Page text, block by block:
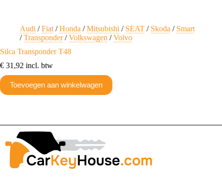
Audi /Fiat/Honda /Mitsubishi /SEAT/Skoda /Smart
/Transponder/Volkswagen /Volvo
Silca Transponder T48
€ 31,92 incl. btw
Toevoegen aan winkelwagen